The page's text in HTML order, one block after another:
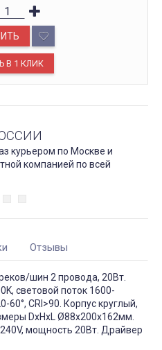
курьером по Москве и
компанией по всей
Отзывы
шин 2 провода, 20Вт.
световой поток 1600-
60°, CRI>90. Корпус круглый,
DxHxL Ø88x200x162мм.
мощность 20Вт. Драйвер